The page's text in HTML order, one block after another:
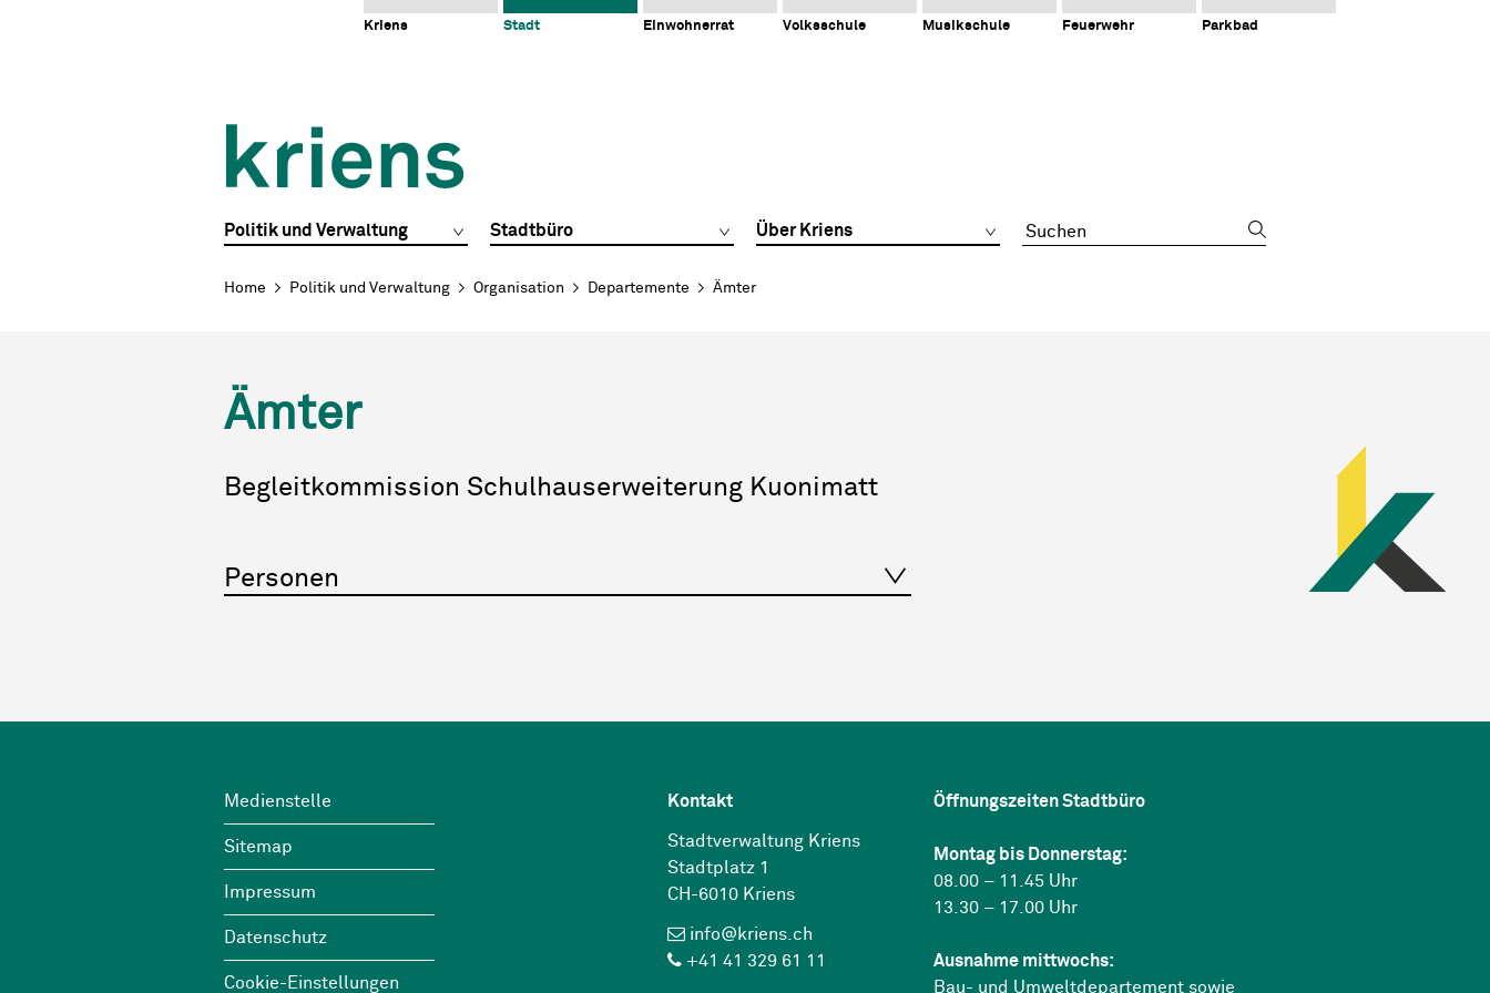
Navigieren in Kriens
Kriens Stadt Einwohnerrat Volksschule Musikschule Feuerwehr Parkbad
Hauptnavigation
Politik und Verwaltung Stadtbüro Über Kriens Suchbegriff
Breadcrumb
Home Politik und Verwaltung Organisation Departemente Ämter
Ämter
Begleitkommission Schulhauserweiterung Kuonimatt
Personen
Wichtige Links
Medienstelle
Sitemap
Impressum
Datenschutz
Cookie-Einstellungen
Kontakt
Stadtverwaltung Kriens
Stadtplatz 1
CH-6010 Kriens
info@kriens.ch
+41 41 329 61 11
Öffnungszeiten Stadtbüro
Montag bis Donnerstag:
08.00 – 11.45 Uhr
13.30 – 17.00 Uhr
Ausnahme mittwochs:
Bau- und Umweltdepartement sowie